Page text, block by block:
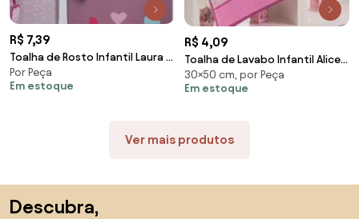
R$ 7,39
Toalha de Rosto Infantil Laura -
45x70cm - Lufamar
Por Peça
Em estoque
R$ 4,09
Toalha de Lavabo Infantil Alice -
30x50cm - Lufamar
30×50 cm, por Peça
Em estoque
Ver mais produtos
Descubra,